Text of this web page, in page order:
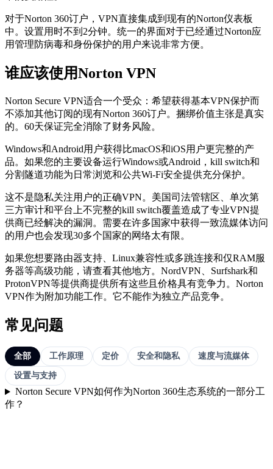
对于Norton 360订户，VPN直接集成到现有的Norton仪表板
中。设置用时不到2分钟。统一的界面对于已经通过Norton应
用管理防病毒和身份保护的用户来说非常方便。
谁应该使用Norton VPN
Norton Secure VPN适合一个受众：希望获得基本VPN保护而
不添加其他订阅的现有Norton 360订户。捆绑价值主张是真实
的。60天保证完全消除了财务风险。
Windows和Android用户获得比macOS和iOS用户更完整的产
品。如果您的主要设备运行Windows或Android，kill switch和
分割隧道功能为日常浏览和公共Wi-Fi安全提供充分保护。
这不是隐私关注用户的正确VPN。美国司法管辖区、单次第
三方审计和平台上不完整的kill switch覆盖造成了专业VPN提
供商已经解决的漏洞。需要在许多国家中获得一致流媒体访问
的用户也会发现30多个国家的网络太有限。
如果您想要路由器支持、Linux兼容性或多跳连接和仅RAM服
务器等高级功能，请查看其他地方。NordVPN、Surfshark和
ProtonVPN等提供商提供所有这些且价格具有竞争力。Norton
VPN作为附加功能工作。它不能作为独立产品竞争。
常见问题
全部 工作原理 定价 安全和隐私
速度与流媒体
设置与支持
Norton Secure VPN如何作为Norton 360生态系统的一部分工
作？